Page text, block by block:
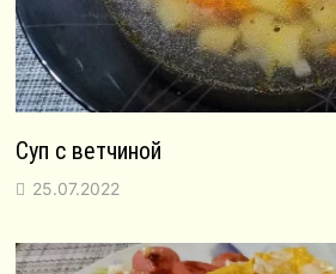
Суп с ветчиной
25.07.2022